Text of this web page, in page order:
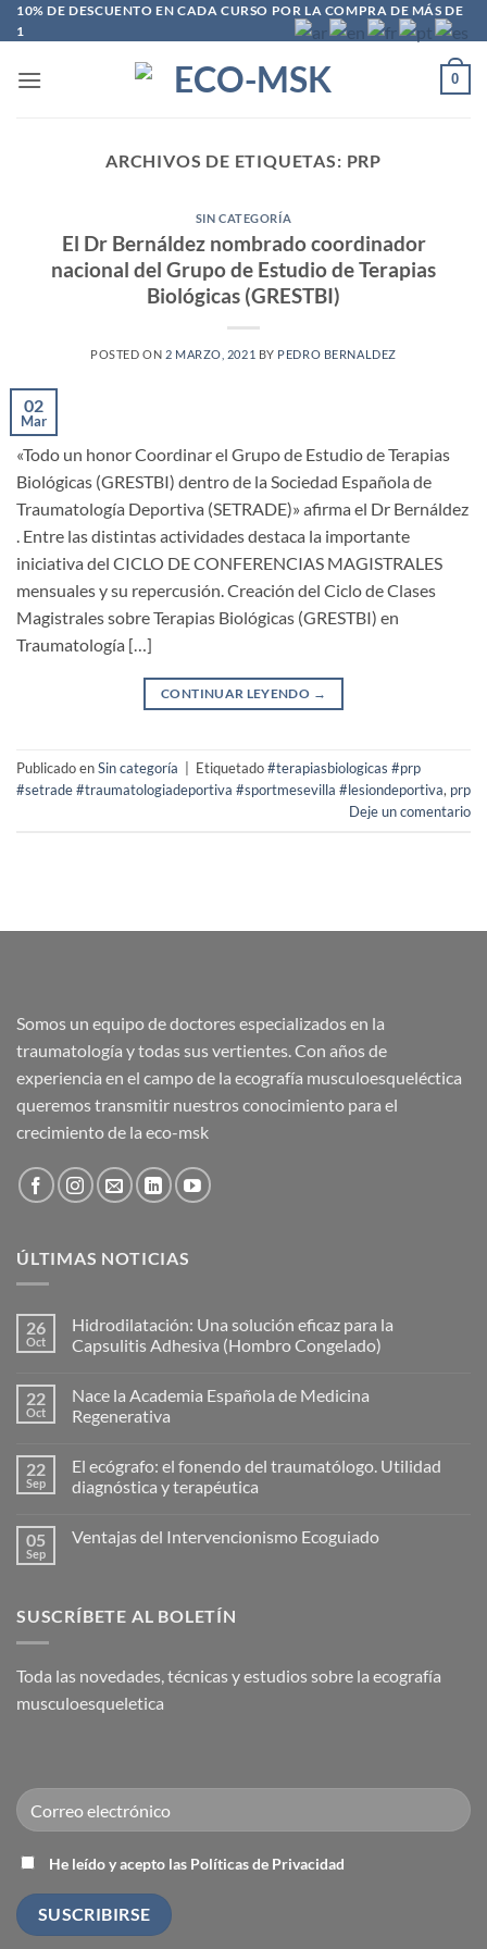
Saltar
al
10% DE DESCUENTO EN CADA CURSO POR LA COMPRA DE MÁS DE
1
0
ARCHIVOS DE ETIQUETAS: PRP
SIN CATEGORÍA
El Dr Bernáldez nombrado coordinador
nacional del Grupo de Estudio de Terapias
Biológicas (GRESTBI)
POSTED ON 2 MARZO, 2021 BY PEDRO BERNALDEZ
02
Mar
«Todo un honor Coordinar el Grupo de Estudio de Terapias
Biológicas (GRESTBI) dentro de la Sociedad Española de
Traumatología Deportiva (SETRADE)» afirma el Dr Bernáldez
. Entre las distintas actividades destaca la importante
iniciativa del CICLO DE CONFERENCIAS MAGISTRALES
mensuales y su repercusión. Creación del Ciclo de Clases
Magistrales sobre Terapias Biológicas (GRESTBI) en
Traumatología […]
CONTINUAR LEYENDO →
Publicado enSin categoría Etiquetado#terapiasbiologicas #prp
#setrade #traumatologiadeportiva #sportmesevilla #lesiondeportiva, prp
Deje un comentario
Somos un equipo de doctores especializados en la
traumatología y todas sus vertientes. Con años de
experiencia en el campo de la ecografía musculoesqueléctica
queremos transmitir nuestros conocimiento para el
crecimiento de la eco-msk
ÚLTIMAS NOTICIAS
26
Oct
Hidrodilatación: Una solución eficaz para la
Capsulitis Adhesiva (Hombro Congelado)
comentarios
en
Hidrodilatación:
eficaz
para
la
(Hombro
Congelado)
22
Oct
Nace la Academia Española de Medicina
Regenerativa
comentarios
en
Nace
Española
22
Sep
El ecógrafo: el fonendo del traumatólogo. Utilidad
diagnóstica y terapéutica
comentarios
fonendo
del
y
05
Sep
Ventajas del Intervencionismo Ecoguiado
Ventajas
SUSCRÍBETE AL BOLETÍN
Toda las novedades, técnicas y estudios sobre la ecografía
musculoesqueletica
He leído y acepto las Políticas de Privacidad